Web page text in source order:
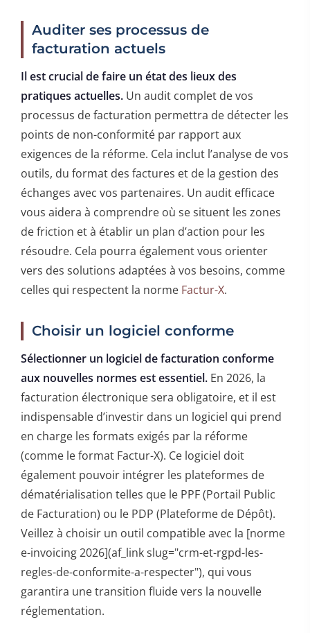
Auditer ses processus de
facturation actuels
Il est crucial de faire un état des lieux des
pratiques actuelles. Un audit complet de vos
processus de facturation permettra de détecter les
points de non-conformité par rapport aux
exigences de la réforme. Cela inclut l’analyse de vos
outils, du format des factures et de la gestion des
échanges avec vos partenaires. Un audit efficace
vous aidera à comprendre où se situent les zones
de friction et à établir un plan d’action pour les
résoudre. Cela pourra également vous orienter
vers des solutions adaptées à vos besoins, comme
celles qui respectent la norme Factur-X.
Choisir un logiciel conforme
Sélectionner un logiciel de facturation conforme
aux nouvelles normes est essentiel. En 2026, la
facturation électronique sera obligatoire, et il est
indispensable d’investir dans un logiciel qui prend
en charge les formats exigés par la réforme
(comme le format Factur-X). Ce logiciel doit
également pouvoir intégrer les plateformes de
dématérialisation telles que le PPF (Portail Public
de Facturation) ou le PDP (Plateforme de Dépôt).
Veillez à choisir un outil compatible avec la [norme
e-invoicing 2026](af_link slug="crm-et-rgpd-les-
regles-de-conformite-a-respecter"), qui vous
garantira une transition fluide vers la nouvelle
réglementation.